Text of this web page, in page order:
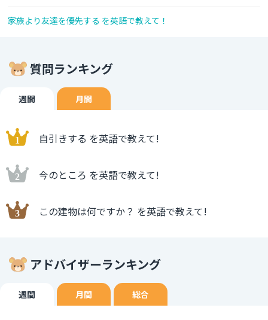
家族より友達を優先する を英語で教えて！
質問ランキング
週間 月間
自引きする を英語で教えて!
今のところ を英語で教えて!
この建物は何ですか？ を英語で教えて!
アドバイザーランキング
週間 月間 総合